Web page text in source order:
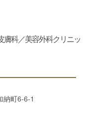
膚科／美容外科クリニッ
納町6-6-1